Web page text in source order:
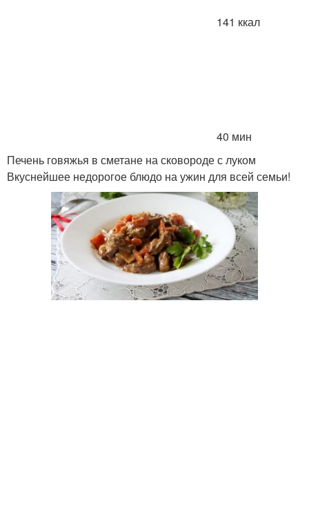
141 ккал
40 мин
Печень говяжья в сметане на сковороде с луком
Вкуснейшее недорогое блюдо на ужин для всей семьи!